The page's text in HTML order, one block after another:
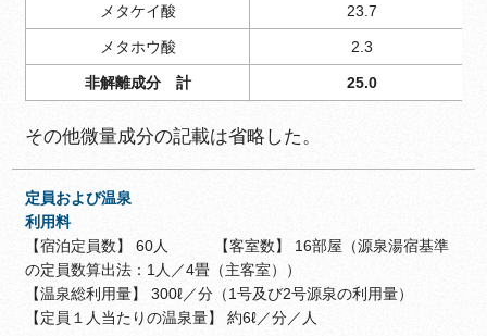
メタケイ酸 23.7
メタホウ酸 2.3
非解離成分 計 25.0
その他微量成分の記載は省略した。
定員および温泉
利用料
【宿泊定員数】 60人 【客室数】 16部屋（源泉湯宿基準
の定員数算出法：1人／4畳（主客室））
【温泉総利用量】 300ℓ／分（1号及び2号源泉の利用量）
【定員１人当たりの温泉量】 約6ℓ／分／人